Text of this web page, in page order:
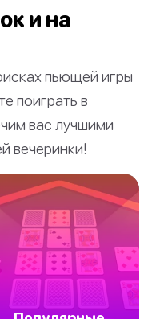
и на
пьющей игры
поиграть в
вас лучшими
вечеринки!